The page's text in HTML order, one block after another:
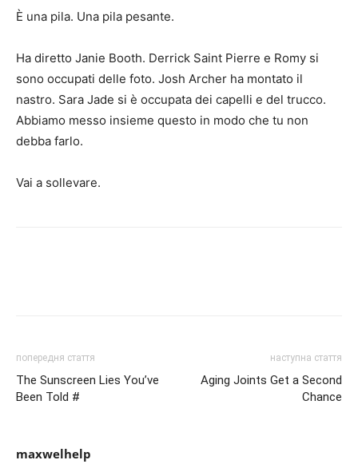
È una pila. Una pila pesante.
Ha diretto Janie Booth. Derrick Saint Pierre e Romy si
sono occupati delle foto. Josh Archer ha montato il
nastro. Sara Jade si è occupata dei capelli e del trucco.
Abbiamo messo insieme questo in modo che tu non
debba farlo.
Vai a sollevare.
попередня стаття
The Sunscreen Lies You’ve
Been Told #
наступна стаття
Aging Joints Get a Second
Chance
maxwelhelp